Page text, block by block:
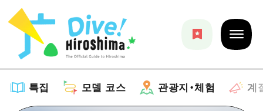
특집 모델 코스 관광지・체험 계